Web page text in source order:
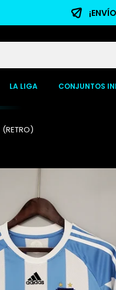
LA LIGA CONJUNTOS
(RETRO)